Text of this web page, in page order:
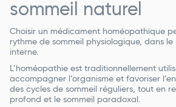
sommeil naturel
Choisir un médicament homéopathique
rythme de sommeil physiologique, dans le
interne.
L’homéopathie est traditionnellement
accompagner l’organisme et favoriser
des cycles de sommeil réguliers, tout en
profond et le sommeil paradoxal.